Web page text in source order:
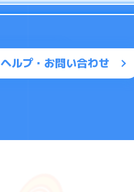
ヘルプ・お問い合わせ